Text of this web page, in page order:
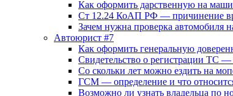
Как оформить дарственную на
Ст 12.24 КоАП РФ — причинение
Зачем нужна проверка автомобиля
Автоюрист #7
Как оформить генеральную
Свидетельство о регистрации ТС
Со скольки лет можно ездить на
ГСМ — определение и что
Возможно ли узнать владельца по